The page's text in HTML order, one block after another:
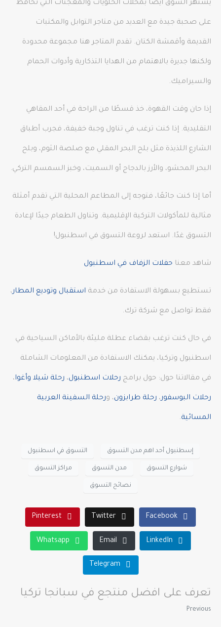
يشتهر السوق أيضًا بمحلات الحلويات والمعجنات التي تحافظ
على صحبة جيدة مع العديد من متاجر التوابل والمكتبات
القديمة وأقمشة الكتان. تقدم المتاجر هنا مجموعة محدودة
ولكنها جديرة بالاهتمام من الهدايا التذكارية وأدوات الحمام
والسيراميك.
إذا حان وقت القهوة، خذ قسطًا من الراحة في أحد المقاهي
التقليدية. إذا كنت ترغب في تناول وجبة خفيفة، فجرب أطباق
الشارع اللذيذة مثل بلح البحر المقلي مع صلصة الثوم، وبلح
البحر المحشو، والأرز بالدجاج أو السميت، وخبز السمسم التركي.
أما إذا كنت جائعًا، فتوجه إلى المطاعم المحلية التي تقدم أمثلة
مثالية للمأكولات التركية الإقليمية. وتناول الطعام جيدًا لإعادة
التسوق غدًا. استعد لروعة التسوق في اسطنبول!
شاهد معنا حفلات الزفاف في اسطنبول
تستطيع بسهولة الاستفادة من خدمة استقبال وتوديع المطار،
فقط تواصل مع شركة ترك.
في حال كنت ترغب بقضاء عطلة مليئة بالأماكن السياحية في
اسطنبول وتركيا، يمكنك الاستفادة من المعلومات الشاملة
في مقالاتنا حول: حول برامج رحلات اسطنبول، رحلة شيلا وأغوا،
رحلات البوسفور، رحلة طرابزون، ورحلة السفينة العربية
المسائية.
إسطنبول أحد اهم مدن التسوق التسوق في اسطنبول
شوارع التسوق مدن التسوق مراكز التسوق
نصائح التسوق
Facebook
Twitter
Pinterest
LinkedIn
Email
Whatsapp
Telegram
تعرف على افضل منتجع في سبانجا تركيا
Previous